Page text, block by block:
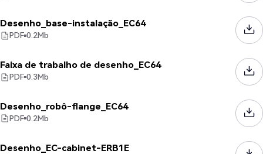
Desenho_base-instalação_EC64
PDF 0.2Mb
Faixa de trabalho de desenho_EC64
PDF 0.3Mb
Desenho_robô-flange_EC64
PDF 0.2Mb
Desenho_EC-cabinet-ERB1E